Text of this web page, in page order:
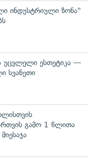
ინდუსტრიული ზონა"
უცვლელი ესთეტიკა —
სვანეთი
გამო 1 წლითა